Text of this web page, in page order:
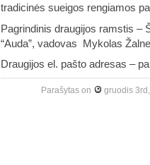
tradicinės sueigos rengiamos
Pagrindinis draugijos ramstis –
“Auda”, vadovas Mykolas
Draugijos el. pašto adresas –
Parašytas on gruodis